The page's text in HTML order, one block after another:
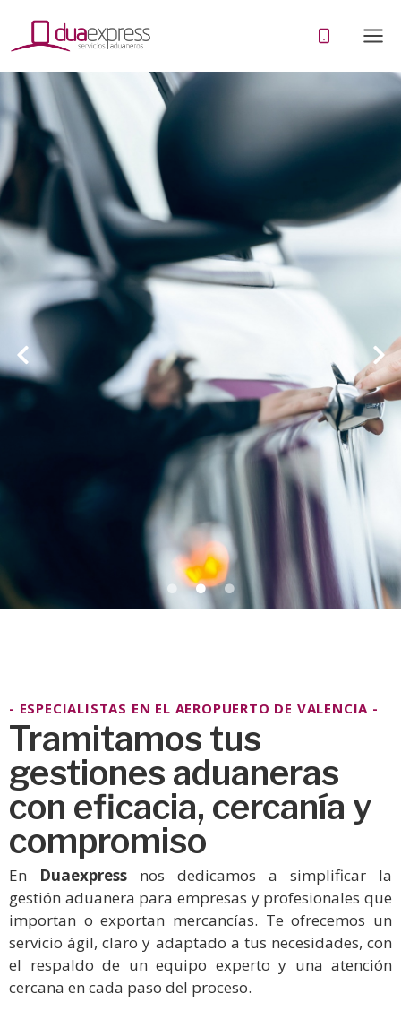
Importa tu coche sin
complicaciones
Nos encargamos de los trámites
aduaneros, certificados y liquidación de
impuestos
QUIERO IMPORTAR MI VEHÍCULO
- ESPECIALISTAS EN EL AEROPUERTO DE VALENCIA -
Tramitamos tus
gestiones aduaneras
con eficacia, cercanía y
compromiso
En Duaexpress nos dedicamos a simplificar la
gestión aduanera para empresas y profesionales que
importan o exportan mercancías. Te ofrecemos un
servicio ágil, claro y adaptado a tus necesidades, con
el respaldo de un equipo experto y una atención
cercana en cada paso del proceso.